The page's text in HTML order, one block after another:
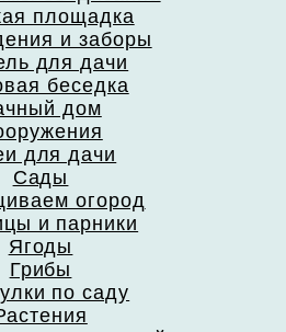
площадка
и заборы
для дачи
беседка
дом
для дачи
Сады
огород
и парники
Ягоды
Грибы
по саду